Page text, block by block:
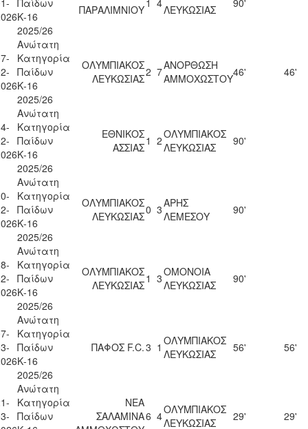
Παίδων
Κ-16
2025/26
ΠΑΡΑΛΙΜΝΙΟΥ1 4ΛΕΥΚΩΣΙΑΣ
90'
Ανώτατη
Κατηγορία
Παίδων
Κ-16
2025/26
ΟΛΥΜΠΙΑΚΟΣ
ΛΕΥΚΩΣΙΑΣ2 7ΑΝΟΡΘΩΣΗ
ΑΜΜΟΧΩΣΤΟΥ46' 46'
Ανώτατη
Κατηγορία
Παίδων
Κ-16
2025/26
ΕΘΝΙΚΟΣ
ΑΣΣΙΑΣ1 2ΟΛΥΜΠΙΑΚΟΣ
ΛΕΥΚΩΣΙΑΣ
90'
Ανώτατη
Κατηγορία
Παίδων
Κ-16
2025/26
ΟΛΥΜΠΙΑΚΟΣ
ΛΕΥΚΩΣΙΑΣ0 3ΑΡΗΣ
ΛΕΜΕΣΟΥ
90'
Ανώτατη
Κατηγορία
Παίδων
Κ-16
2025/26
ΟΛΥΜΠΙΑΚΟΣ
ΛΕΥΚΩΣΙΑΣ1 3ΟΜΟΝΟΙΑ
ΛΕΥΚΩΣΙΑΣ
90'
Ανώτατη
Κατηγορία
Παίδων
Κ-16
2025/26
ΠΑΦΟΣ F.C.3 1 ΟΛΥΜΠΙΑΚΟΣ
ΛΕΥΚΩΣΙΑΣ
56' 56'
Ανώτατη
Κατηγορία
Παίδων
ΝΕΑ
ΣΑΛΑΜΙΝΑ6 4ΟΛΥΜΠΙΑΚΟΣ
ΛΕΥΚΩΣΙΑΣ
29' 29'